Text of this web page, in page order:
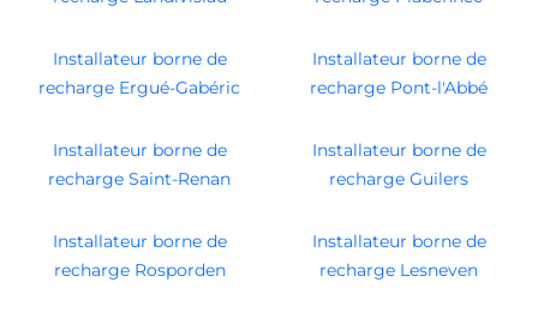
Installateur borne de
recharge Ergué-Gabéric
Installateur borne de
recharge Pont-l'Abbé
Installateur borne de
recharge Saint-Renan
Installateur borne de
recharge Guilers
Installateur borne de
recharge Rosporden
Installateur borne de
recharge Lesneven